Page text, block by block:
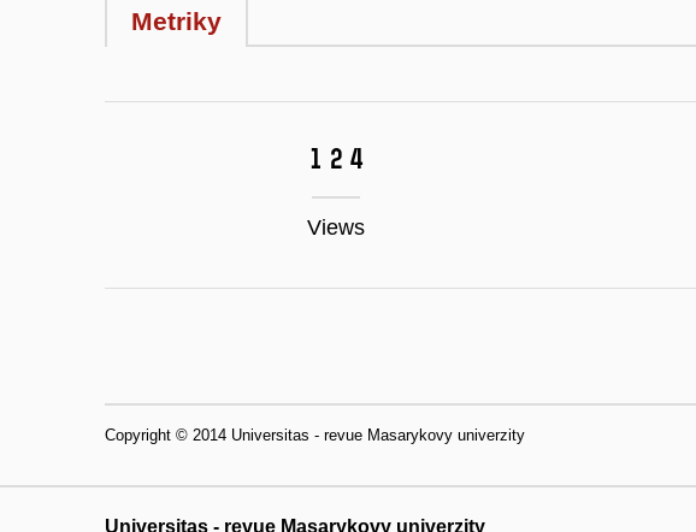
Metriky
124
Views
Copyright © 2014 Universitas - revue Masarykovy univerzity
Universitas - revue Masarykovy univerzity